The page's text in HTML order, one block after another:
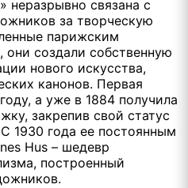
неразрывно связана с
за творческую
парижским
создали собственную
нового искусства,
канонов. Первая
а уже в 1884 получила
закрепив свой статус
1930 года ее постоянным
Hus – шедевр
построенный